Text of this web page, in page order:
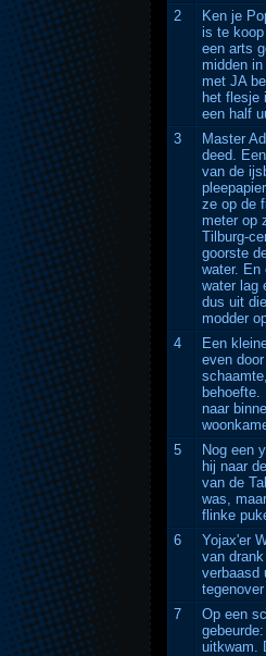
2
Ken je
is te
een arts
midden
met JA
het flesje
een half
3
Master
deed.
van de
ze op de
meter op
Tilburg-
goorste
water. En
water lag
dus uit
modder
4
Een
even
naar
5
Nog een
hij naar
van de
was,
flinke
6
Yojax'er
van
verbaasd
7
Op een
uitkwam.